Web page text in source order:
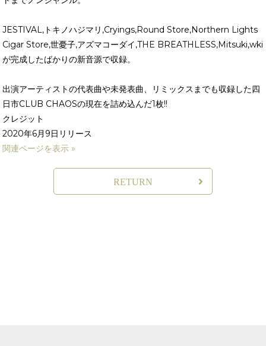
JESTIVAL,トキノハジマリ,Cryings,Round Store,Northern Lights
Cigar Store,世憂子,アズマコーダイ,THE BREATHLESS,Mitsuki,wki
が完成したばかりの新音源で収録。
出演アーティストの代表曲や未発表曲、リミックスまでも収録した四
日市CLUB CHAOSの現在を詰め込んだ1枚!!
クレジット
2020年6月9日リリース
関連ページを表示 »
RETURN